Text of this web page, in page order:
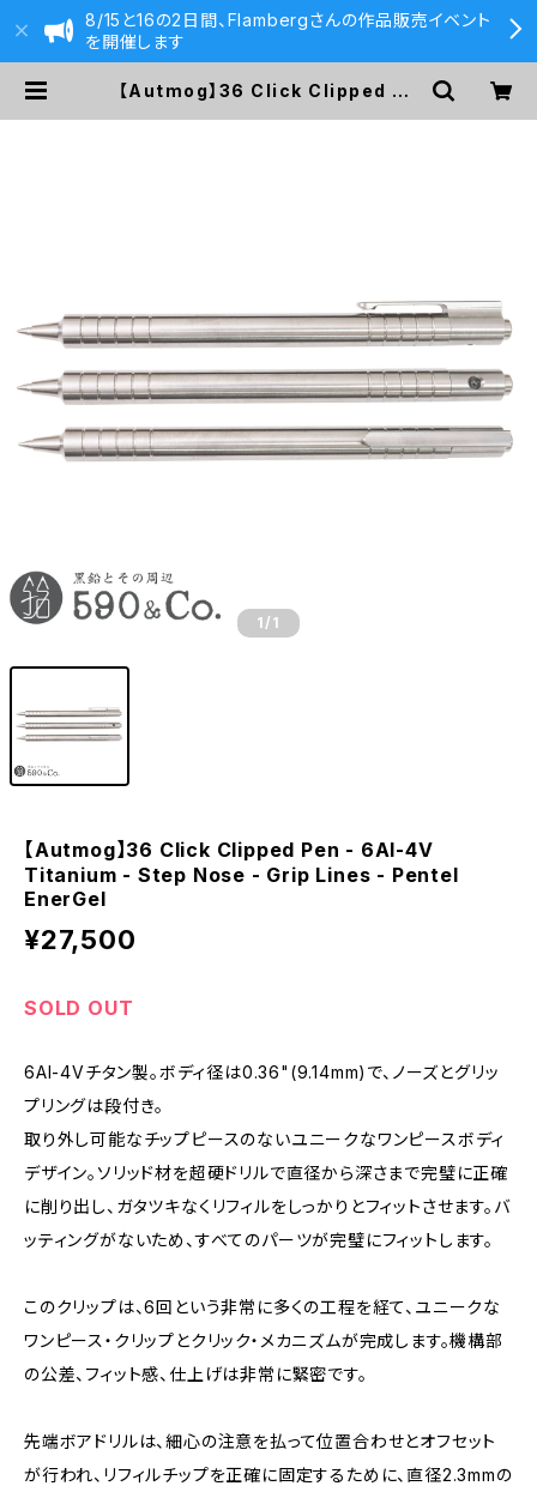
8/15と16の2日間、Flambergさんの作品販売イベント
を開催します
【Autmog】36 Click Clipped Pe
1 /1
【Autmog】36 Click Clipped Pen - 6Al-4V
Titanium - Step Nose - Grip Lines - Pentel
EnerGel
¥27,500
SOLD OUT
6Al-4Vチタン製。ボディ径は0.36"(9.14mm)で、ノーズとグリッ
プリングは段付き。
取り外し可能なチップピースのないユニークなワンピースボディ
デザイン。ソリッド材を超硬ドリルで直径から深さまで完璧に正確
に削り出し、ガタツキなくリフィルをしっかりとフィットさせます。バ
ッティングがないため、すべてのパーツが完璧にフィットします。
このクリップは、6回という非常に多くの工程を経て、ユニークな
ワンピース・クリップとクリック・メカニズムが完成します。機構部
の公差、フィット感、仕上げは非常に緊密です。
先端ボアドリルは、細心の注意を払って位置合わせとオフセット
が行われ、リフィルチップを正確に固定するために、直径2.3mmの